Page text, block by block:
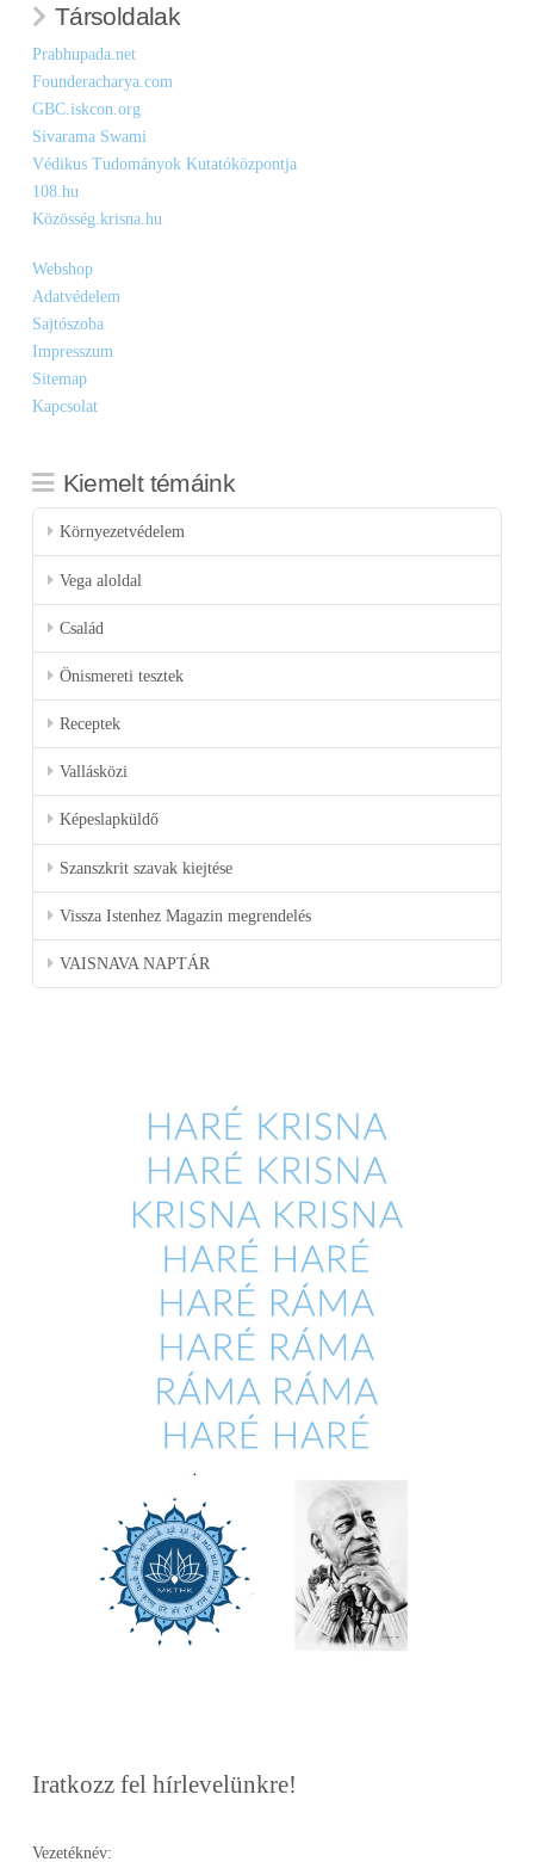
Társoldalak
Prabhupada.net
Founderacharya.com
GBC.iskcon.org
Sivarama Swami
Védikus Tudományok Kutatóközpontja
108.hu
Közösség.krisna.hu
Webshop
Adatvédelem
Sajtószoba
Impresszum
Sitemap
Kapcsolat
Kiemelt témáink
Környezetvédelem
Vega aloldal
Család
Önismereti tesztek
Receptek
Vallásközi
Képeslapküldő
Szanszkrit szavak kiejtése
Vissza Istenhez Magazin megrendelés
VAISNAVA NAPTÁR
Iratkozz fel hírlevelünkre!
Vezetéknév: